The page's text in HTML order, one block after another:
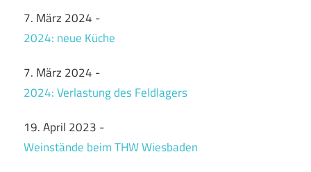
7. März 2024 -
2024: neue Küche
7. März 2024 -
2024: Verlastung des Feldlagers
19. April 2023 -
Weinstände beim THW Wiesbaden